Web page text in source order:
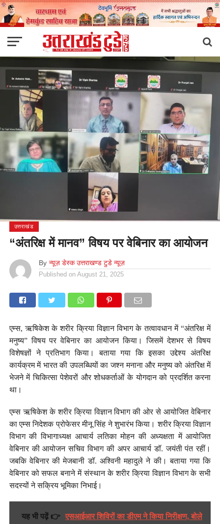
उत्तराखंड
“अंतरिक्ष में मानव” विषय पर वेबिनार का आयोजन
By न्यूज़ डेस्क उत्तराखण्ड टुडे न्यूज़
Published on August 21, 2025
एम्स, ऋषिकेश के शरीर क्रिया विज्ञान विभाग के तत्वावधान में “अंतरिक्ष में
मनुष्य” विषय पर वेबिनार का आयोजन किया। जिसमें देशभर से विषय
विशेषज्ञों ने प्रतिभाग किया। बताया गया कि इसका उद्देश्य अंतरिक्ष
कार्यक्रम में भारत की उपलब्धियों का जश्न मनाना और मनुष्य को अंतरिक्ष में
भेजने में चिकित्सा पेशेवरों और शोधकर्ताओं के योगदान को प्रदर्शित करना
था।
एम्स ऋषिकेश के शरीर क्रिया विज्ञान विभाग की ओर से आयोजित वेबिनार
का एम्स निदेशक प्रोफेसर मीनू सिंह ने शुभारंभ किया। शरीर क्रिया विज्ञान
विभाग की विभागाध्यक्ष आचार्य लतिका मोहन की अध्यक्षता में आयोजित
वेबिनार की आयोजन सचिव विभाग की अपर आचार्य डॉ. जयंती पंत रहीं।
जबकि वेबिनार की मेजबानी डॉ. अश्विनी महादुले ने की। बताया गया कि
वेबिनार को सफल बनाने में संस्थान के शरीर क्रिया विज्ञान विभाग के सभी
सदस्यों ने सक्रिय भूमिका निभाई।
यह भी पढ़ें 👉 एसआईआर शिविरों का डीएम ने किया निरीक्षण, बोले